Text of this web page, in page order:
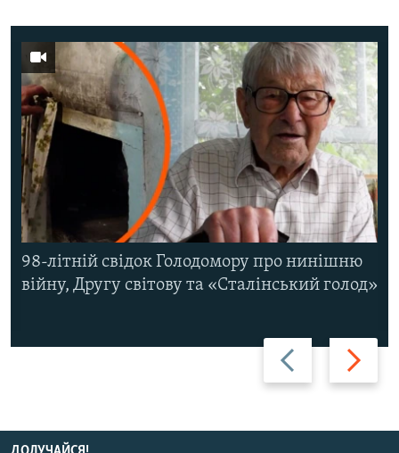
Назад Вперед
98-літній свідок Голодомору про нинішню
війну, Другу світову та «Сталінський голод»